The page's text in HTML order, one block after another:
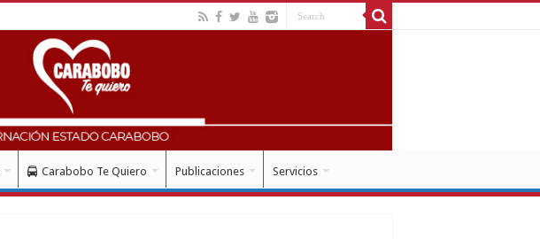
Carabobo Te Quiero Publicaciones Servicios